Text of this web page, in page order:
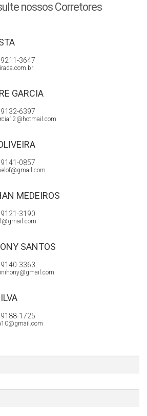
nossos Corretores
3647
GARCIA
6397
0857
MEDEIROS
3190
SANTOS
3363
1725